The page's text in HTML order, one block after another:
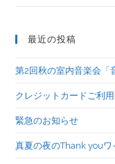
最近の投稿
第2回秋の室内音楽会「
クレジットカードご利
緊急のお知らせ
真夏の夜のThank youワ